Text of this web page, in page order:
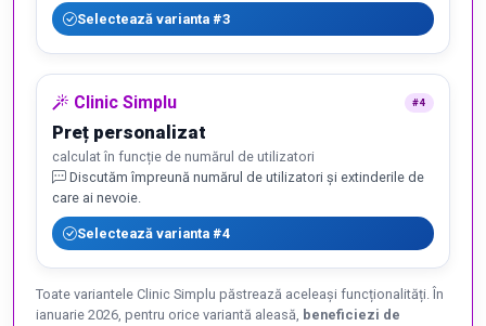
Selectează varianta #3
Clinic Simplu #4
Preț personalizat
calculat în funcție de numărul de utilizatori
Discutăm împreună numărul de utilizatori și extinderile de
care ai nevoie.
Selectează varianta #4
Toate variantele Clinic Simplu păstrează aceleași funcționalități. În
ianuarie 2026, pentru orice variantă aleasă, beneficiezi de